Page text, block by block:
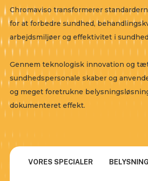
Chromaviso transformerer
for at forbedre sundhed,
arbejdsmiljøer og effektivitet i
Gennem teknologisk innovation og
sundhedspersonale skaber og
og meget foretrukne
dokumenteret effekt.
VORES SPECIALER BELYSNING